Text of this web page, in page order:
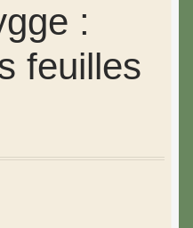
: peindre des feuilles
:
feuilles